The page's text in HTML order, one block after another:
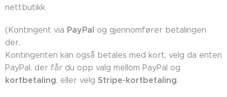
nettbutikk
(Kontingent via PayPal og gjennomfører betalingen
der.
Kontingenten kan også betales med kort, velg da enten
PayPal, der får du opp valg mellom PayPal og
kortbetaling, eller velg Stripe-kortbetaling.